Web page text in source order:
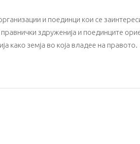
и поединци кои се
здруженија и поединците
како земја во која владее на правото.